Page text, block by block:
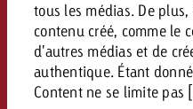
tous les médias. De
contenu créé, comme le
d'autres médias et de
authentique. Étant
Content ne se limite pas